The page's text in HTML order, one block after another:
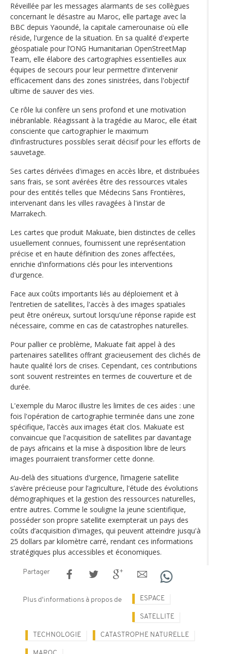
Réveillée par les messages alarmants de ses collègues
concernant le désastre au Maroc, elle partage avec la
BBC depuis Yaoundé, la capitale camerounaise où elle
réside, l'urgence de la situation. En sa qualité d'experte
géospatiale pour l’ONG Humanitarian OpenStreetMap
Team, elle élabore des cartographies essentielles aux
équipes de secours pour leur permettre d'intervenir
efficacement dans des zones sinistrées, dans l'objectif
ultime de sauver des vies.
Ce rôle lui confère un sens profond et une motivation
inébranlable. Réagissant à la tragédie au Maroc, elle était
consciente que cartographier le maximum
d’infrastructures possibles serait décisif pour les efforts de
sauvetage.
Ses cartes dérivées d'images en accès libre, et distribuées
sans frais, se sont avérées être des ressources vitales
pour des entités telles que Médecins Sans Frontières,
intervenant dans les villes ravagées à l'instar de
Marrakech.
Les cartes que produit Makuate, bien distinctes de celles
usuellement connues, fournissent une représentation
précise et en haute définition des zones affectées,
enrichie d'informations clés pour les interventions
d'urgence.
Face aux coûts importants liés au déploiement et à
l’entretien de satellites, l'accès à des images spatiales
peut être onéreux, surtout lorsqu'une réponse rapide est
nécessaire, comme en cas de catastrophes naturelles.
Pour pallier ce problème, Makuate fait appel à des
partenaires satellites offrant gracieusement des clichés de
haute qualité lors de crises. Cependant, ces contributions
sont souvent restreintes en termes de couverture et de
durée.
L'exemple du Maroc illustre les limites de ces aides : une
fois l'opération de cartographie terminée dans une zone
spécifique, l’accès aux images était clos. Makuate est
convaincue que l'acquisition de satellites par davantage
de pays africains et la mise à disposition libre de leurs
images pourraient transformer cette donne.
Au-delà des situations d'urgence, l’imagerie satellite
s’avère précieuse pour l’agriculture, l'étude des évolutions
démographiques et la gestion des ressources naturelles,
entre autres. Comme le souligne la jeune scientifique,
posséder son propre satellite exempterait un pays des
coûts d’acquisition d'images, qui peuvent atteindre jusqu'à
25 dollars par kilomètre carré, rendant ces informations
stratégiques plus accessibles et économiques.
Partager
Plus d'informations à propos de ESPACE
SATELLITE
TECHNOLOGIE CATASTROPHE NATURELLE